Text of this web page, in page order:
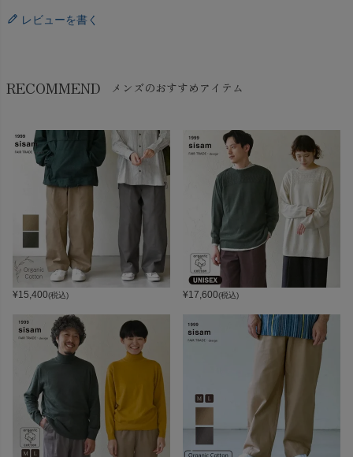
レビューを書く
RECOMMEND メンズのおすすめアイテム
¥15,400(税込) ¥17,600(税込)